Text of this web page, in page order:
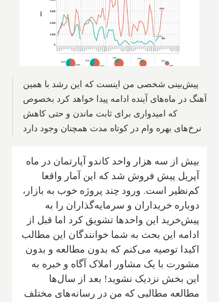
پيش‌بينى شخصى من اينست که اين رشد با همين
آهنگ در ماه‌هاى آينده ادامه پيدا خواهد کرد بخصوص
که اميدوارى براى ثابت ماندن و حتى کاهش
نرخ‌هاى بهره وام در کوتاه مدت همچنان وجود دارد
بيش از سه هزار واحد کاندو آپارتمان در ماه
آپريل پيش فروش شد که اين آمار واقعا
کم‌نظير است.‌ ورود چند پروژه خوب به بازار،
دوباره خريداران و سرمايه‌گذاران را به
پيش‌خريد اين واحدها تشويق کرد اما قبل از
ادامه اين بحث به شما خوانندگان اين مطالب
اکيدا توصيه مى‌کنم که بدون مطالعه و بدون
مشورت با يک مشاور املاک آگاه و خبره به
اين بخش نزديک نشويد! بعد از سال‌ها
مطالعه مطالبى که من در رسانه‌هاى مختلف